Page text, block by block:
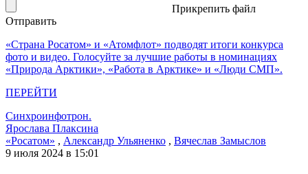
Прикрепить файл
Отправить
«Страна Росатом» и «Атомфлот» подводят итоги конкурса
фото и видео. Голосуйте за лучшие работы в номинациях
«Природа Арктики», «Работа в Арктике» и «Люди СМП».
ПЕРЕЙТИ
Синхроинфотрон.
Ярослава Плаксина
«Росатом» , Александр Ульяненко , Вячеслав Замыслов
9 июля 2024 в 15:01